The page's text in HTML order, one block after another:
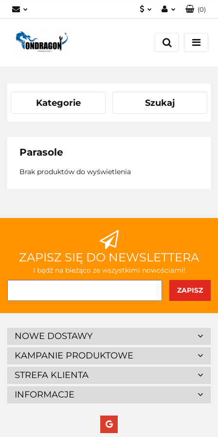
Zaloguj się
Załóż konto
(0)
Kategorie Szukaj
Parasole
Brak produktów do wyświetlenia
ZAPISZ SIĘ DO NEWSLETTERA
I bądź na bieżąco ze wszystkimi nowościami!
NOWE DOSTAWY
KAMPANIE PRODUKTOWE
STREFA KLIENTA
INFORMACJE